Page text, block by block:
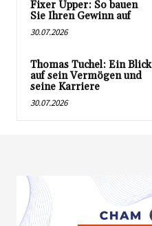
Fixer Upper: So bauen
Sie Ihren Gewinn auf
30.07.2026
Thomas Tuchel: Ein Blick
auf sein Vermögen und
seine Karriere
30.07.2026